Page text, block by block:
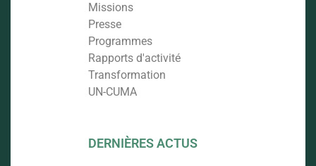
Missions
Presse
Programmes
Rapports d'activité
Transformation
UN-CUMA
DERNIÈRES ACTUS